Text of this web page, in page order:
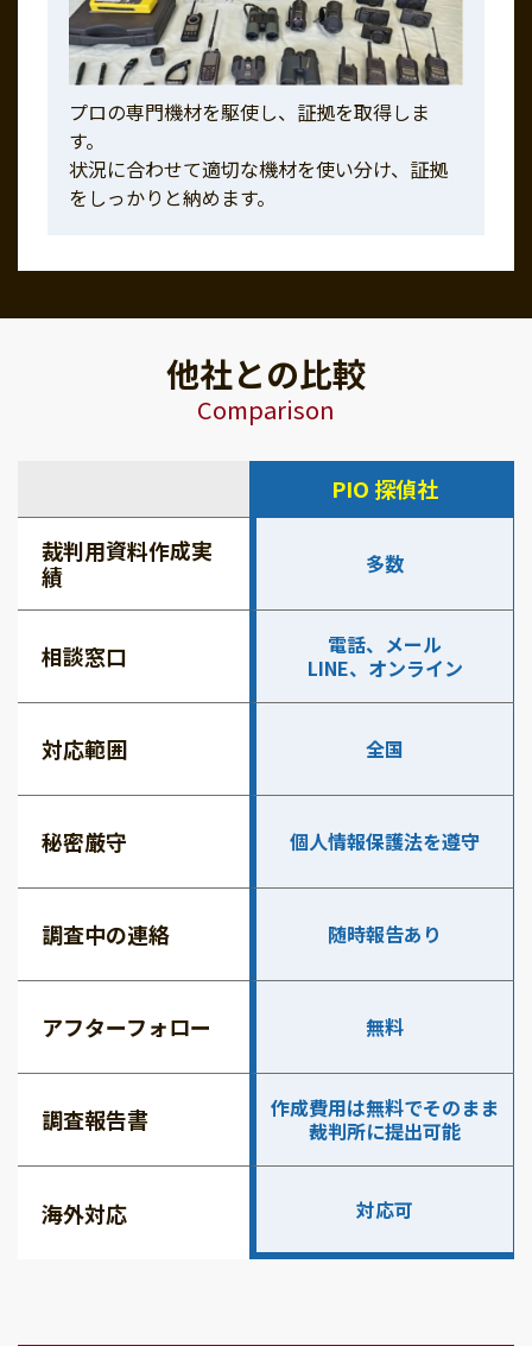
プロの専門機材を駆使し、証拠を取得しま
す。
状況に合わせて適切な機材を使い分け、証拠
をしっかりと納めます。
他社との比較
Comparison
PIO 探偵社
裁判用資料作成実
績
多数
相談窓口
電話、メール
LINE、オンライン
対応範囲 全国
秘密厳守 個人情報保護法を遵守
調査中の連絡 随時報告あり
アフターフォロー 無料
調査報告書
作成費用は無料でそのまま
裁判所に提出可能
海外対応 対応可